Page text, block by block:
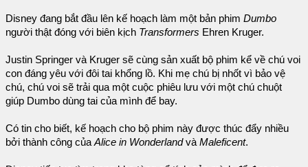
Disney đang bắt đầu lên kế hoạch làm một bản phim Dumbo
người thật đóng với biên kịch Transformers Ehren Kruger.
Justin Springer và Kruger sẽ cùng sản xuất bộ phim kể về chú voi
con đáng yêu với đôi tai khổng lồ. Khi mẹ chú bị nhốt vì bảo vệ
chú, chú voi sẽ trải qua một cuộc phiêu lưu với một chú chuột
giúp Dumbo dùng tai của mình để bay.
Có tin cho biết, kế hoạch cho bộ phim này được thúc đẩy nhiều
bởi thành công của Alice in Wonderlandvà Maleficent.